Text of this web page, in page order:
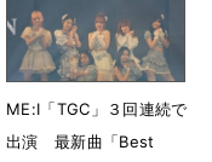
ME:I「TGC」３回連続で
出演 最新曲「Best